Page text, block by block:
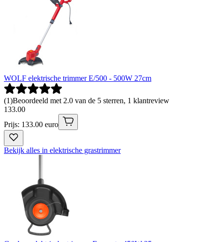
WOLF elektrische trimmer E/500 - 500W 27cm
(1)Beoordeeld met 2.0 van de 5 sterren, 1 klantreview
133.00
Prijs: 133.00 euro
Bekijk alles in elektrische grastrimmer